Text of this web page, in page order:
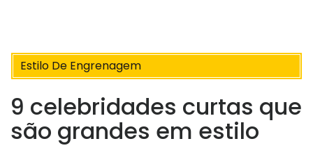
Estilo De Engrenagem
9 celebridades curtas que
são grandes em estilo